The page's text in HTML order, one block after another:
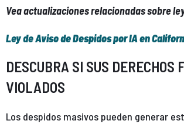
Vea actualizaciones relacionadas sobre
Ley de Aviso de Despidos por IA en
DESCUBRA SI SUS DERECHOS
VIOLADOS
Los despidos masivos pueden generar